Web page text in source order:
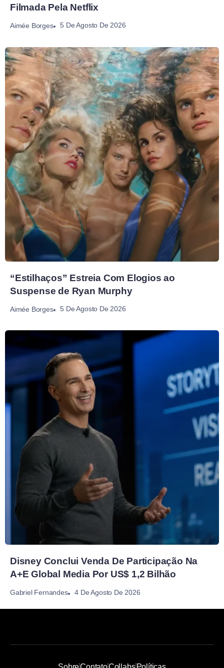
Filmada Pela Netflix
Aimée Borges 5 De Agosto De 2026
“Estilhaços” Estreia Com Elogios ao
Suspense de Ryan Murphy
Aimée Borges 5 De Agosto De 2026
Disney Conclui Venda De Participação Na
A+E Global Media Por US$ 1,2 Bilhão
Gabriel Fernandes 4 De Agosto De 2026